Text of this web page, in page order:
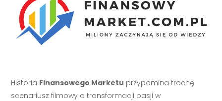
Historia Finansowego Marketu przypomina trochę
scenariusz filmowy o transformacji pasji w